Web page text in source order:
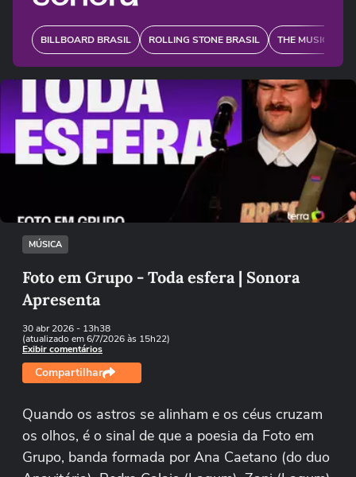
BILLBOARD BRASIL ROLLING STONE BRASIL THE MUSIC
Ops!
Não foi possível reproduzir o vídeo
Tentar novamente
MÚSICA
Foto em Grupo - Toda esfera | Sonora
Apresenta
30 abr 2026- 13h38
(atualizado em 6/7/2026 às 15h22)
Exibir comentários
Compartilhar
Quando os astros se alinham e os céus cruzam
os olhos, é o sinal de que a poesia da Foto em
Grupo, banda formada por Ana Caetano (do duo